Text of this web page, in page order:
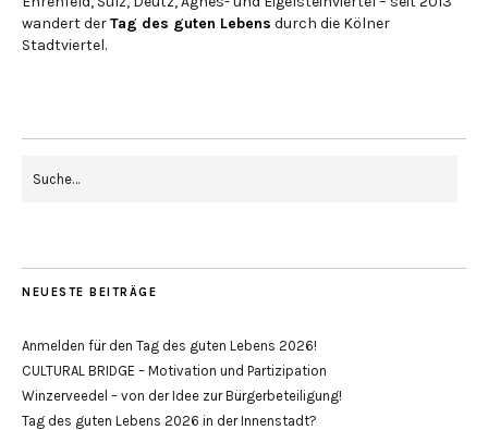
wandert derTag des guten Lebens durch die Kölner
Stadtviertel.
NEUESTE BEITRÄGE
Anmelden für den Tag des guten Lebens 2026!
CULTURAL BRIDGE – Motivation und Partizipation
Winzerveedel – von der Idee zur Bürgerbeteiligung!
Tag des guten Lebens 2026 in der Innenstadt?